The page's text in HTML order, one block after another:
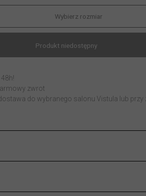
Wybierz rozmiar
Produkt niedostępny
zwrot
do wybranego salonu Vistula lub przy